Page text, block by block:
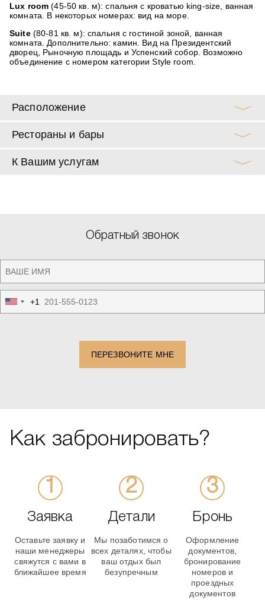
Lux room (45-50 кв. м): спальня с кроватью king-size, ванная
комната. В некоторых номерах: вид на море.
Suite(80-81 кв. м): спальня с гостиной зоной, ванная
комната. Дополнительно: камин. Вид на Президентский
дворец, Рыночную площадь и Успенский собор. Возможно
объединение с номером категории Style room.
Расположение
Рестораны и бары
К Вашим услугам
Обратный звонок
United
States
+1
ПЕРЕЗВОНИТЕ МНЕ
Как забронировать?
Заявка
Оставьте заявку и
наши менеджеры
свяжутся с вами в
ближайшее время
Детали
Мы позаботимся о
всех деталях, чтобы
ваш отдых был
безупречным
Бронь
Оформление
документов,
бронирование
номеров и
проездных
документов